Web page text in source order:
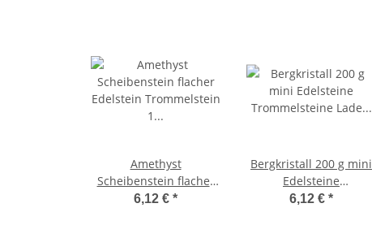
Amethyst
Scheibenstein flacher
Edelstein Trommelstein
6,12 € *
Bergkristall 200 g mini
Edelsteine
Trommelsteine Lade
6,12 € *